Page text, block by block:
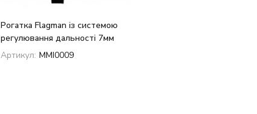
Рогатка Flagman із системою
регулювання дальності 7мм
Артикул: MMI0009